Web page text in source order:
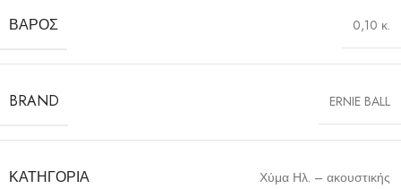
ΒΆΡΟΣ 0,10 κ.
BRAND ERNIE BALL
ΚΑΤΗΓΟΡΊΑ Χύμα Ηλ. – ακουστικής